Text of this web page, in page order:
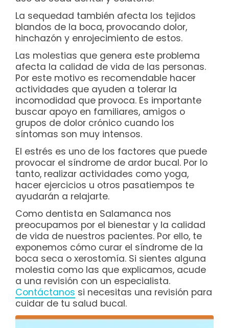
La sequedad también afecta los tejidos
blandos de la boca, provocando dolor,
hinchazón y enrojecimiento de estos.
Las molestias que genera este problema
afecta la calidad de vida de las personas.
Por este motivo es recomendable hacer
actividades que ayuden a tolerar la
incomodidad que provoca. Es importante
buscar apoyo en familiares, amigos o
grupos de dolor crónico cuando los
síntomas son muy intensos.
El estrés es uno de los factores que puede
provocar el síndrome de ardor bucal. Por lo
tanto, realizar actividades como yoga,
hacer ejercicios u otros pasatiempos te
ayudarán a relajarte.
Como dentista en Salamanca nos
preocupamos por el bienestar y la calidad
de vida de nuestros pacientes. Por ello, te
exponemos cómo curar el síndrome de la
boca seca o xerostomía. Si sientes alguna
molestia como las que explicamos, acude
a una revisión con un especialista.
Contáctanos si necesitas una revisión para
cuidar de tu salud bucal.